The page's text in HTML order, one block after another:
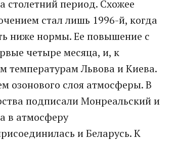
столетний период. Схожее
стал лишь 1996-й, когда
ниже нормы. Ее повышение с
четыре месяца, и, к
температурам Львова и Киева.
озонового слоя атмосферы. В
подписали Монреальский и
в атмосферу
и Беларусь. К